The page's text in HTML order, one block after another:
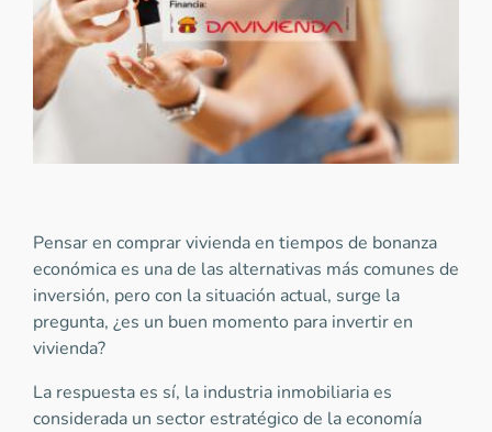
Pensar en comprar vivienda en tiempos de bonanza
económica es una de las alternativas más comunes de
inversión, pero con la situación actual, surge la
pregunta, ¿es un buen momento para invertir en
vivienda?
La respuesta es sí, la industria inmobiliaria es
considerada un sector estratégico de la economía